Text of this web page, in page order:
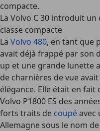
compacte.
La Volvo C 30 introduit
classe compacte
La Volvo 480, en tant que
avait déjà frappé par son
up et une grande lunette
de charnières de vue
élégance. Elle était en
Volvo P1800 ES des
forts traits de coupéavec
Allemagne sous le nom